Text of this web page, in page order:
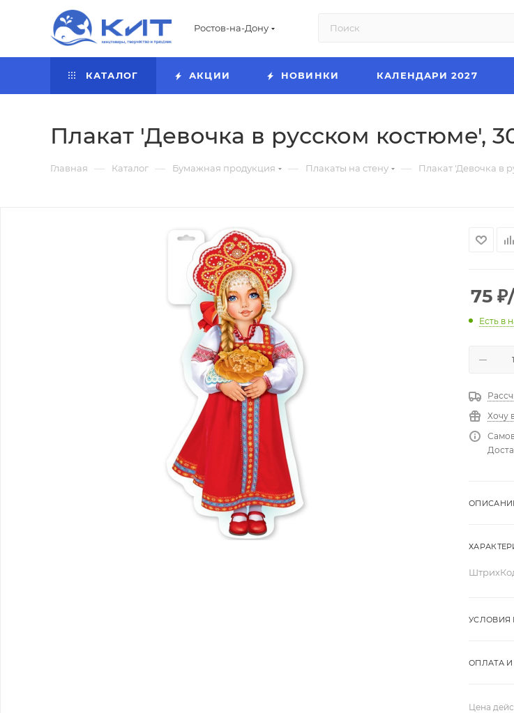
Ростов-на-Дону
КАТАЛОГ АКЦИИ НОВИНКИ КАЛЕНДАРИ 2027
Плакат 'Девочка в русском костюме',
Главная — Каталог — Бумажная продукция — Плакаты на стену — Плакат 'Девочка в
75 ₽
Есть в
Хочу
УСЛОВИЯ
ОПЛАТА
Цена